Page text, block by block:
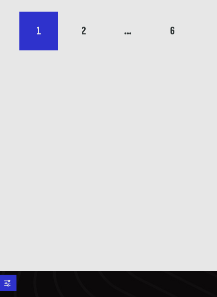
1 2 … 6